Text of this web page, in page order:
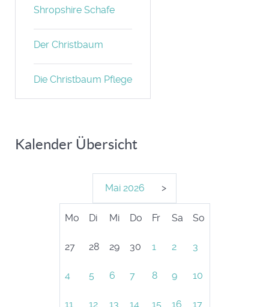
Shropshire Schafe
Der Christbaum
Die Christbaum Pflege
Kalender Übersicht
Mai 2026 >
Mo Di Mi Do Fr Sa So
27 28 29 30 1 2 3
4 5 6 7 8 9 10
11 12 13 14 15 16 17